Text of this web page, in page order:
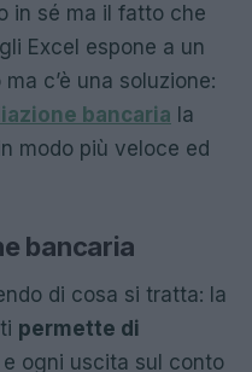
in sé ma il fatto che
Excel espone a un
c’è una soluzione:
bancaria la
modo più veloce ed
bancaria
di cosa si tratta: la
permette di
ogni uscita sul conto